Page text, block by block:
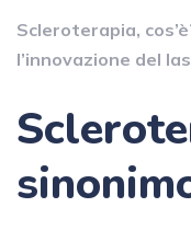
Scleroterapia,
l’innovazione del